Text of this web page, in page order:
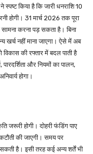
किया है कि जारी धनराशि 10
होगी। 31 मार्च 2026 तक पूरा
सामना करना पड़ सकता है। बिना
खर्च नहीं माना जाएगा। ऐसे में अब
की रफ्तार में बदल पाती है
और नियमों का पालन,
होगा।
जरूरी होगी। दोहरी फंडिंग पाए
की जाएगी। समय पर
है। इसी तरह कई अन्य शर्तें भी